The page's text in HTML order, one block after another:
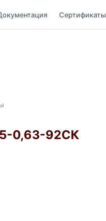
Сертификаты
0,63-92СК